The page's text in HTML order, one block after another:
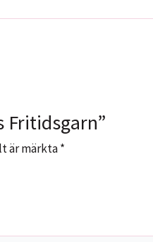
Fritidsgarn”
är märkta*